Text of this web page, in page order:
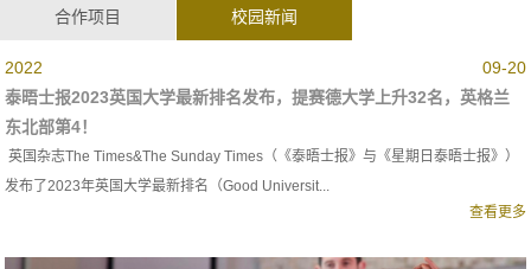
合作项目 校园新闻
09-20
2022
泰晤士报2023英国大学最新排名发布，提赛德大学上升32名，英格兰
东北部第4！
英国杂志The Times&The Sunday Times（《泰晤士报》与《星期日泰晤士报》）
发布了2023年英国大学最新排名（Good Universit...
查看更多